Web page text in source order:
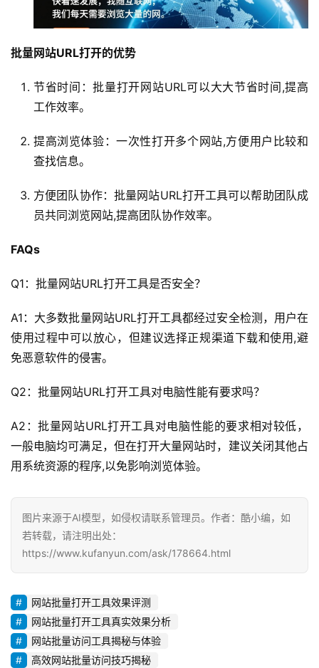
联
我
批量网站URL打开的优势
节省时间：批量打开网站URL可以大大节省时间,提高
工作效率。
提高浏览体验：一次性打开多个网站,方便用户比较和
查找信息。
方便团队协作：批量网站URL打开工具可以帮助团队成
员共同浏览网站,提高团队协作效率。
FAQs
Q1：批量网站URL打开工具是否安全？
A1：大多数批量网站URL打开工具都经过安全检测，用户在
使用过程中可以放心，但建议选择正规渠道下载和使用,避
免恶意软件的侵害。
Q2：批量网站URL打开工具对电脑性能有要求吗？
A2：批量网站URL打开工具对电脑性能的要求相对较低，
一般电脑均可满足，但在打开大量网站时，建议关闭其他占
用系统资源的程序,以免影响浏览体验。
图片来源于AI模型，如侵权请联系管理员。作者：酷小编，如
若转载，请注明出处：
https://www.kufanyun.com/ask/178664.html
网站批量打开工具效果评测
网站批量打开工具真实效果分析
网站批量访问工具揭秘与体验
高效网站批量访问技巧揭秘